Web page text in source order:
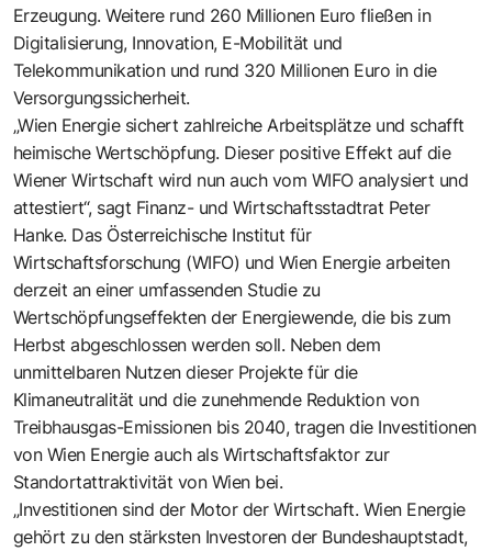
Erzeugung. Weitere rund 260 Millionen Euro fließen in
Digitalisierung, Innovation, E-Mobilität und
Telekommunikation und rund 320 Millionen Euro in die
Versorgungssicherheit.
„Wien Energie sichert zahlreiche Arbeitsplätze und schafft
heimische Wertschöpfung. Dieser positive Effekt auf die
Wiener Wirtschaft wird nun auch vom WIFO analysiert und
attestiert“, sagt Finanz- und Wirtschaftsstadtrat Peter
Hanke. Das Österreichische Institut für
Wirtschaftsforschung (WIFO) und Wien Energie arbeiten
derzeit an einer umfassenden Studie zu
Wertschöpfungseffekten der Energiewende, die bis zum
Herbst abgeschlossen werden soll. Neben dem
unmittelbaren Nutzen dieser Projekte für die
Klimaneutralität und die zunehmende Reduktion von
Treibhausgas-Emissionen bis 2040, tragen die Investitionen
von Wien Energie auch als Wirtschaftsfaktor zur
Standortattraktivität von Wien bei.
„Investitionen sind der Motor der Wirtschaft. Wien Energie
gehört zu den stärksten Investoren der Bundeshauptstadt,